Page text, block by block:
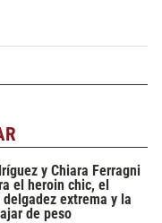
y Chiara Ferragni
el heroin chic, el
extrema y la
de peso